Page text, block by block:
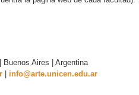
Buenos Aires | Argentina
info@arte.unicen.edu.ar